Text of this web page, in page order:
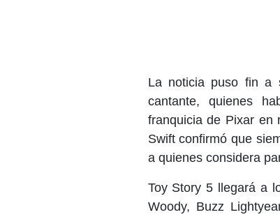
La noticia puso fin a
cantante, quienes
franquicia de Pixar en
Swift confirmó que
a quienes considera
Toy Story 5 llegará a
Woody, Buzz